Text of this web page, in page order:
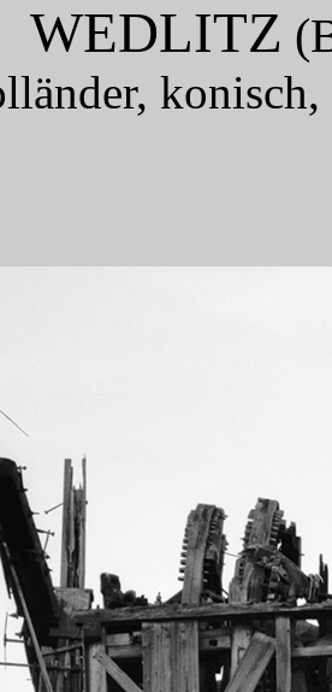
WEDLITZ